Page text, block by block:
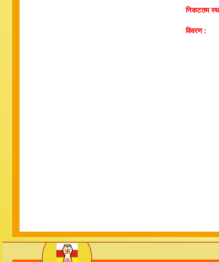
निकटतम
विवरण :